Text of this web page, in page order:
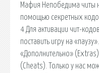
Мафия Непобедима читы
помощью секретных
4 Для активации чит-
поставить игру на
«Дополнительно»
(Cheats). Только у нас